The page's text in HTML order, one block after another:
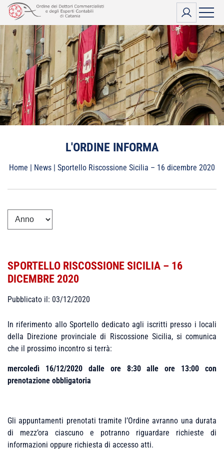
Vai
contenuto
L'ORDINE INFORMA
Home | News | Sportello Riscossione Sicilia – 16 dicembre 2020
SPORTELLO RISCOSSIONE SICILIA – 16
DICEMBRE 2020
Pubblicato il: 03/12/2020
In riferimento allo Sportello dedicato agli iscritti presso i locali
della Direzione provinciale di Riscossione Sicilia, si comunica
che il prossimo incontro si terrà:
mercoledì 16/12/2020 dalle ore 8:30 alle ore 13:00 con
prenotazione obbligatoria
Gli appuntamenti prenotati tramite l’Ordine avranno una durata
di mezz’ora ciascuno e potranno riguardare richieste di
informazioni oppure richiesta di accesso atti.